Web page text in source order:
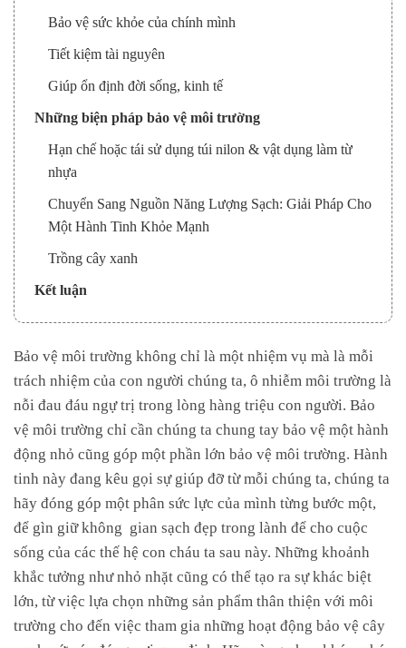
Bảo vệ sức khỏe của chính mình
Tiết kiệm tài nguyên
Giúp ổn định đời sống, kinh tế
Những biện pháp bảo vệ môi trường
Hạn chế hoặc tái sử dụng túi nilon & vật dụng làm từ
nhựa
Chuyển Sang Nguồn Năng Lượng Sạch: Giải Pháp Cho
Một Hành Tinh Khỏe Mạnh
Trồng cây xanh
Kết luận
Bảo vệ môi trường không chỉ là một nhiệm vụ mà là mỗi
trách nhiệm của con người chúng ta, ô nhiễm môi trường là
nỗi đau đáu ngự trị trong lòng hàng triệu con người. Bảo
vệ môi trường chỉ cần chúng ta chung tay bảo vệ một hành
động nhỏ cũng góp một phần lớn bảo vệ môi trường. Hành
tinh này đang kêu gọi sự giúp đỡ từ mỗi chúng ta, chúng ta
hãy đóng góp một phân sức lực của mình từng bước một,
để gìn giữ không gian sạch đẹp trong lành để cho cuộc
sống của các thế hệ con cháu ta sau này. Những khoảnh
khắc tưởng như nhỏ nhặt cũng có thể tạo ra sự khác biệt
lớn, từ việc lựa chọn những sản phẩm thân thiện với môi
trường cho đến việc tham gia những hoạt động bảo vệ cây